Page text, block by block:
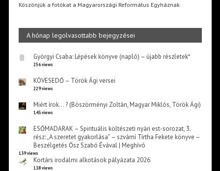
Köszönjük a fotókat a Magyarországi Református Egyháznak
A hónap legolvasottabb bejegyzései
Györgyi Csaba: Lépések könyve (napló) – újabb részletek*
256 views
KÖVESEDŐ – Török Ági versei
229 views
Miért írok… ? (Böszörményi Zoltán, Magyar Miklós, Török Ági)
143 views
ESŐMADARAK – Spirituális költészeti nyári est-sorozat, 3.
rész: „A szeretet gyakorlása” – szvámí Tírtha Fekete könyve –
Beszélgetés Ősz Szabó Évával | Meghívó
139 views
Kortárs irodalmi alkotások pályázata 2026
138 views